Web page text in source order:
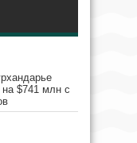
на $741 млн с